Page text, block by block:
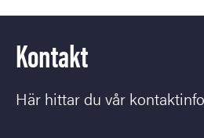
Kontakt
Här hittar du vår